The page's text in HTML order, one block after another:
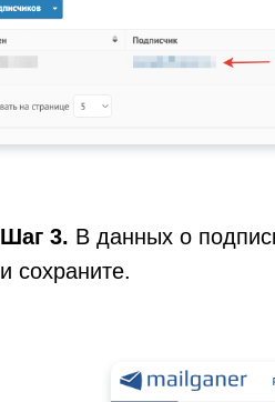
Шаг 3. В данных о
и сохраните.